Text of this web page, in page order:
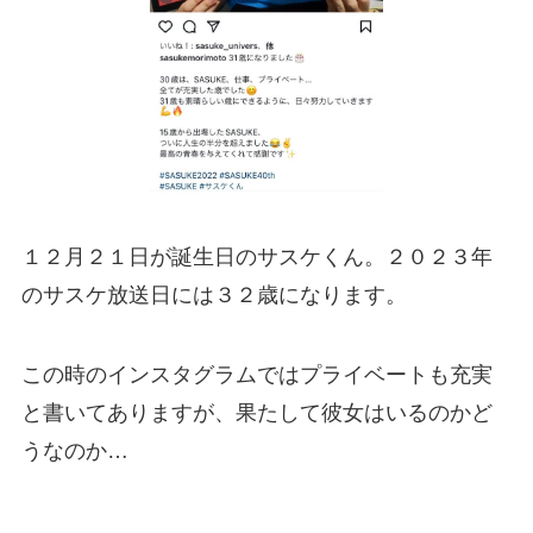
１２月２１日が誕生日のサスケくん。２０２３年
のサスケ放送日には３２歳になります。
この時のインスタグラムではプライベートも充実
と書いてありますが、果たして彼女はいるのかど
うなのか…